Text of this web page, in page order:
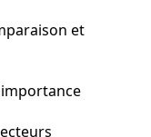
et